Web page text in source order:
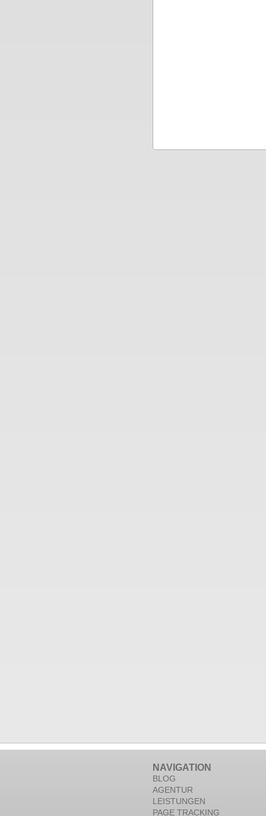
NAVIGATION
BLOG
AGENTUR
LEISTUNGEN
PAGE TRACKING